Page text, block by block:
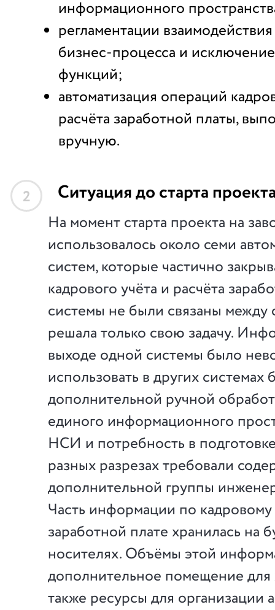
информационного
регламентации
бизнес-процесса и
функций;
автоматизация операций
расчёта заработной платы,
вручную.
2 Ситуация до старта
На момент старта проекта на
использовалось около семи
систем, которые частично
кадрового учёта и расчёта
системы не были связаны между
решала только свою задачу.
выходе одной системы было
использовать в других системах
дополнительной ручной
единого информационного
НСИ и потребность в
разных разрезах требовали
дополнительной группы
Часть информации по кадровому
заработной плате хранилась на
носителях. Объёмы этой
дополнительное помещение для
также ресурсы для организации